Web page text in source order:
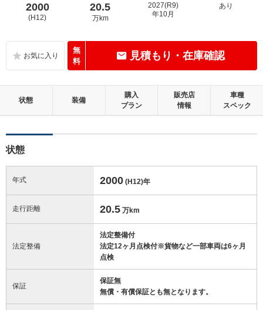
2000
(H12)
20.5
万km
2027(R9)
年10月
あり
無
料
見積もり・在庫確認
状態 装備
購入
プラン
販売店
情報
車種
スペック
状態
年式 2000 (H12)年
走行距離 20.5 万km
法定整備
法定整備付
法定12ヶ月点検付※貨物など一部車両は6ヶ月
点検
保証
保証無
無償・有償保証とも無となります。